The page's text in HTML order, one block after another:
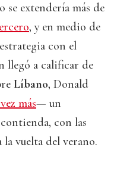
se extendería más de
, y en medio de
con el
llegó a calificar de
Líbano, Donald
más— un
con las
vuelta del verano.